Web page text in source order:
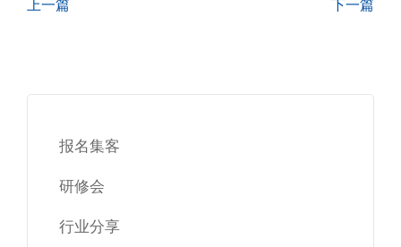
上一篇 下一篇
报名集客
研修会
行业分享